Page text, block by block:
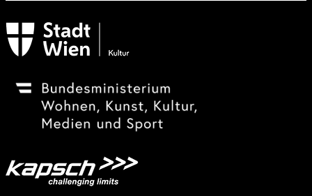
Subventionsgeber